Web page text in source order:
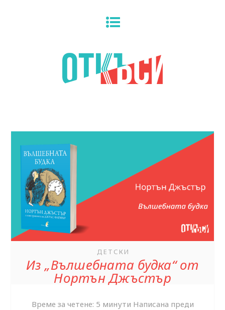
ДЕТСКИ
Из „Вълшебната будка“ от
Нортън Джъстър
Време за четене: 5 минути Написана преди